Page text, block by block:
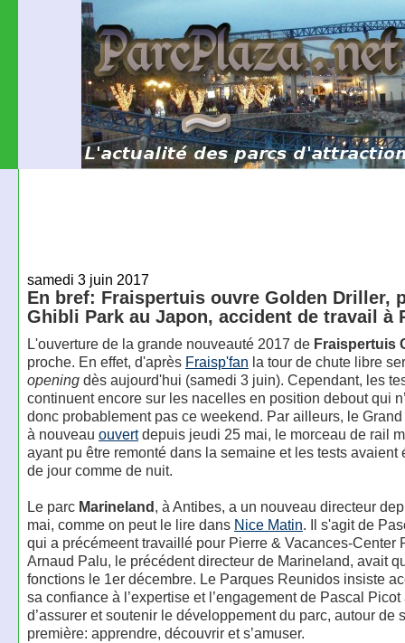
samedi 3 juin 2017
En bref: Fraispertuis ouvre Golden Driller,
Ghibli Park au Japon, accident de travail à
L'ouverture de la grande nouveauté 2017 de Fraispertuis
proche. En effet, d'après Fraisp'fan la tour de chute libre
openingdès aujourd'hui (samedi 3 juin). Cependant, les
continuent encore sur les nacelles en position debout qui
donc probablement pas ce weekend. Par ailleurs, le
à nouveau ouvertdepuis jeudi 25 mai, le morceau de rail
ayant pu être remonté dans la semaine et les tests avaient
de jour comme de nuit.
Le parc Marineland, à Antibes, a un nouveau directeur
mai, comme on peut le lire dans Nice Matin. Il s'agit de
qui a précémeent travaillé pour Pierre & Vacances-Center
Arnaud Palu, le précédent directeur de Marineland, avait
fonctions le 1er décembre. Le Parques Reunidos insiste
sa confiance à l’expertise et l’engagement de Pascal Picot
d’assurer et soutenir le développement du parc, autour de
première: apprendre, découvrir et s’amuser.